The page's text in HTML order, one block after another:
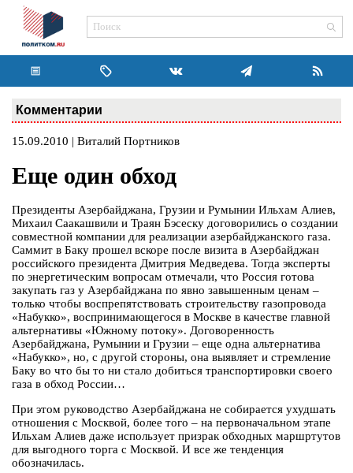
Комментарии
15.09.2010 | Виталий Портников
Еще один обход
Президенты Азербайджана, Грузии и Румынии Ильхам Алиев,
Михаил Саакашвили и Траян Бэсеску договорились о создании
совместной компании для реализации азербайджанского газа.
Саммит в Баку прошел вскоре после визита в Азербайджан
российского президента Дмитрия Медведева. Тогда эксперты
по энергетическим вопросам отмечали, что Россия готова
закупать газ у Азербайджана по явно завышенным ценам –
только чтобы воспрепятствовать строительству газопровода
«Набукко», воспринимающегося в Москве в качестве главной
альтернативы «Южному потоку». Договоренность
Азербайджана, Румынии и Грузии – еще одна альтернатива
«Набукко», но, с другой стороны, она выявляет и стремление
Баку во что бы то ни стало добиться транспортировки своего
газа в обход России…
При этом руководство Азербайджана не собирается ухудшать
отношения с Москвой, более того – на первоначальном этапе
Ильхам Алиев даже использует призрак обходных маршртутов
для выгодного торга с Москвой. И все же тенденция
обозначилась.